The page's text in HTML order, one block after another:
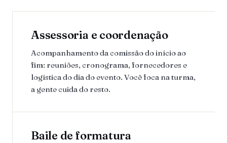
Assessoria e coordenação
Acompanhamento da comissão do início ao
fim: reuniões, cronograma, fornecedores e
logística do dia do evento. Você foca na turma,
a gente cuida do resto.
Baile de formatura